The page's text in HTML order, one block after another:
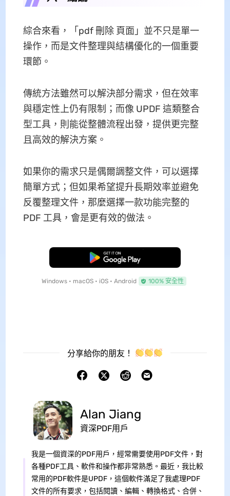
綜合來看，「pdf 刪除 頁面」並不只是單一
操作，而是文件整理與結構優化的一個重要
環節。
傳統方法雖然可以解決部分需求，但在效率
與穩定性上仍有限制；而像 UPDF 這類整合
型工具，則能從整體流程出發，提供更完整
且高效的解決方案。
如果你的需求只是偶爾調整文件，可以選擇
簡單方式；但如果希望提升長期效率並避免
反覆整理文件，那麼選擇一款功能完整的
PDF 工具，會是更有效的做法。
免費下載
Windows • macOS • iOS • Android 100% 安全性
分享給你的朋友！
Alan Jiang
資深PDF用戶
我是一個資深的PDF用戶，經常需要使用PDF文件，對
各種PDF工具、軟件和操作都非常熟悉。最近，我比較
常用的PDF軟件是UPDF，這個軟件滿足了我處理PDF
文件的所有要求，包括閱讀、編輯、轉換格式、合併、